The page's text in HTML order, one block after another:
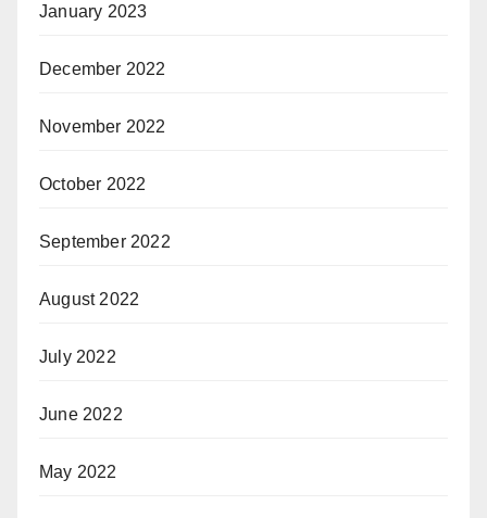
January 2023
December 2022
November 2022
October 2022
September 2022
August 2022
July 2022
June 2022
May 2022